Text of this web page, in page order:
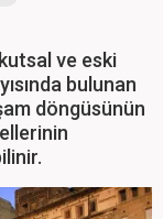
ve eski
bulunan
döngüsünün